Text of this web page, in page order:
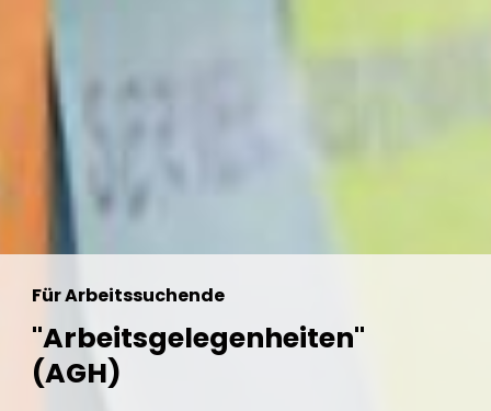
Für Arbeitssuchende
"Arbeitsgelegenheiten"
(AGH)